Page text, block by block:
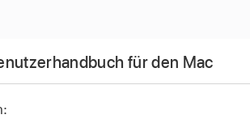
für den Mac